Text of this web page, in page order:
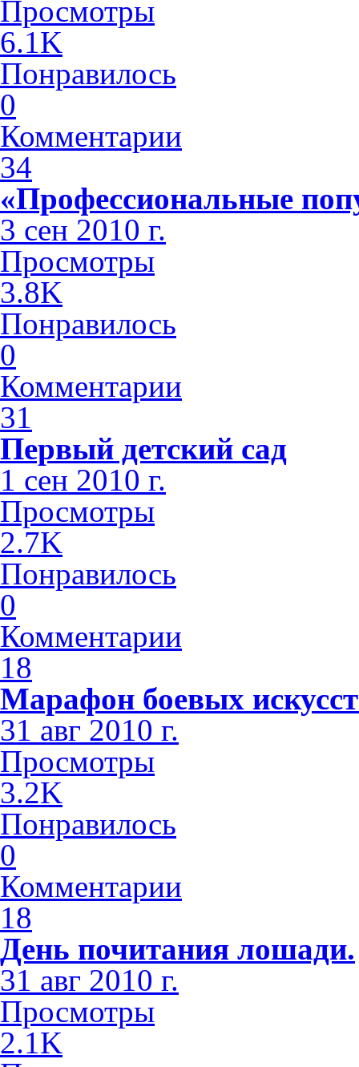
Просмотры
6.1K
Понравилось
0
Комментарии
34
«Профессиональные
3 сен 2010 г.
Просмотры
3.8K
Понравилось
0
Комментарии
31
Первый детский сад
1 сен 2010 г.
Просмотры
2.7K
Понравилось
0
Комментарии
18
Марафон боевых
31 авг 2010 г.
Просмотры
3.2K
Понравилось
0
Комментарии
18
День почитания лошади.
31 авг 2010 г.
Просмотры
2.1K